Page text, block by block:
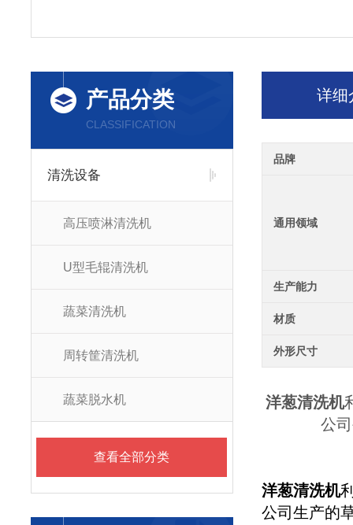
产品分类
CLASSIFICATION
清洗设备
高压喷淋清洗机
U型毛辊清洗机
蔬菜清洗机
周转筐清洗机
蔬菜脱水机
查看全部分类
详细
品牌
通用领域
生产能力
材质
外形尺寸
洋葱清洗机
公
洋葱清洗机
公司生产的